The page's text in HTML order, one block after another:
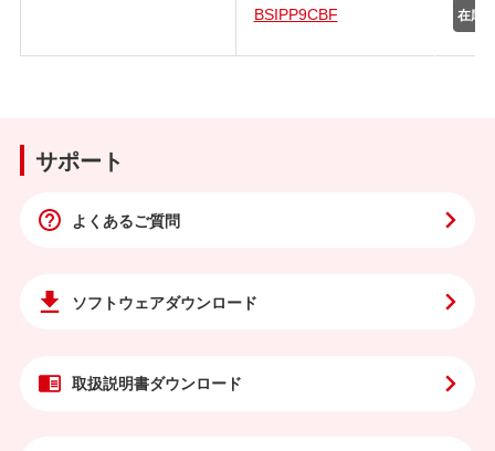
BSIPP9CBF
サポート
よくあるご質問
ソフトウェアダウンロード
取扱説明書ダウンロード